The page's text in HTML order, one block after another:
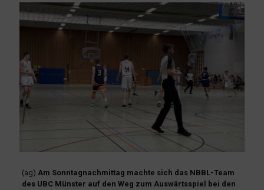
(ag) Am Sonntagnachmittag machte sich das NBBL-Team
des UBC Münster auf den Weg zum Auswärtsspiel bei den